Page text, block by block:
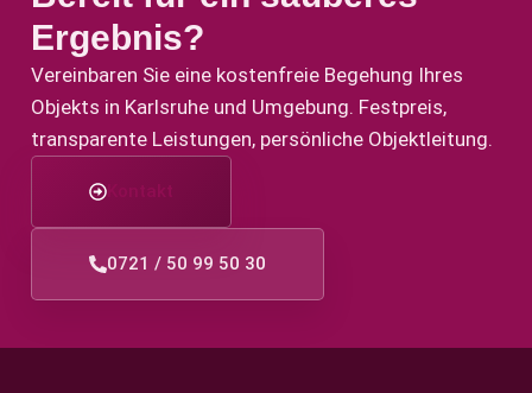
Ergebnis?
Vereinbaren Sie eine kostenfreie Begehung Ihres
Objekts in Karlsruhe und Umgebung. Festpreis,
transparente Leistungen, persönliche Objekt­leitung.
0721 / 50 99 50 30
Kontakt